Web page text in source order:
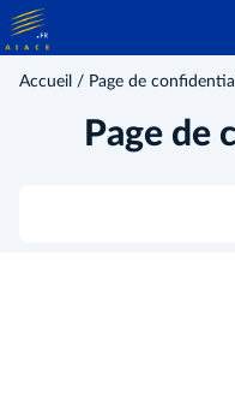
Accueil / Page de
Page de